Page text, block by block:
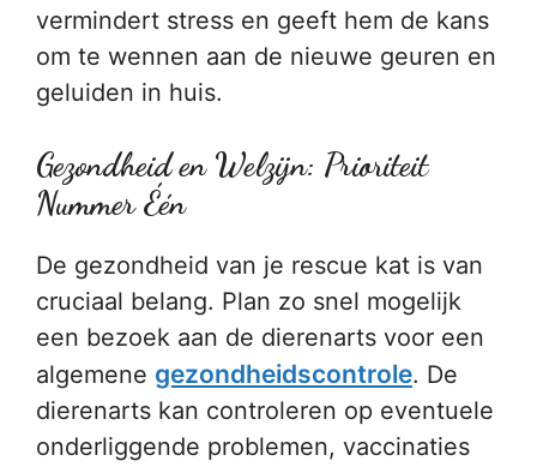
vermindert stress en geeft hem de kans
om te wennen aan de nieuwe geuren en
geluiden in huis.
Gezondheid en Welzijn: Prioriteit
Nummer Één
De gezondheid van je rescue kat is van
cruciaal belang. Plan zo snel mogelijk
een bezoek aan de dierenarts voor een
algemene gezondheidscontrole. De
dierenarts kan controleren op eventuele
onderliggende problemen, vaccinaties